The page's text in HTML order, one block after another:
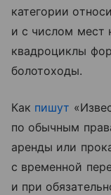
категории
и с числом мест
квадроциклы
болотоходы.
Как пишут
по обычным
аренды или
с временной
и при